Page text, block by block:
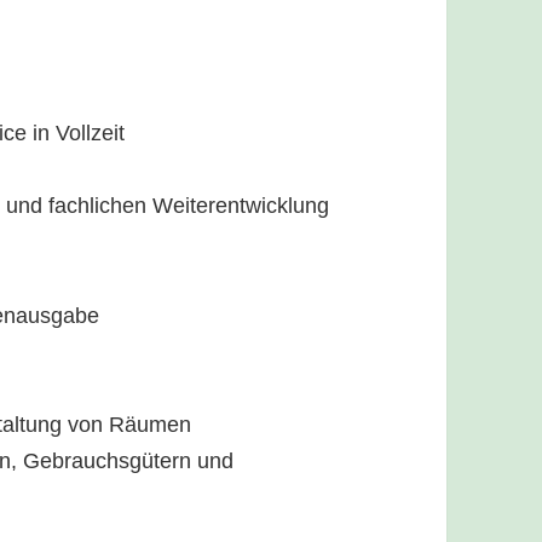
in Vollzeit
fachlichen Weiterentwicklung
von Räumen
Gebrauchsgütern und